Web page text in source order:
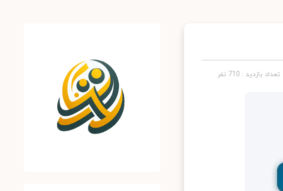
تعداد بازدید : 710 نفر